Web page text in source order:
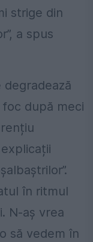
strige din
a spus
foc după meci
în ritmul
N-aș vrea
să vedem în